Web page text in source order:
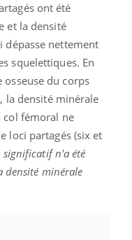
ont été
et la densité
dépasse nettement
squelettiques. En
du corps
la densité minérale
col fémoral ne
loci partagés (six et
significatif n'a été
densité minérale